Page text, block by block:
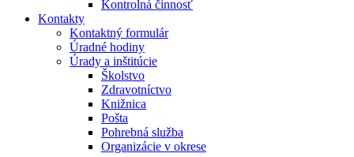
Kontrolná činnosť
Kontakty
Kontaktný formulár
Úradné hodiny
Úrady a inštitúcie
Školstvo
Zdravotníctvo
Knižnica
Pošta
Pohrebná služba
Organizácie v okrese